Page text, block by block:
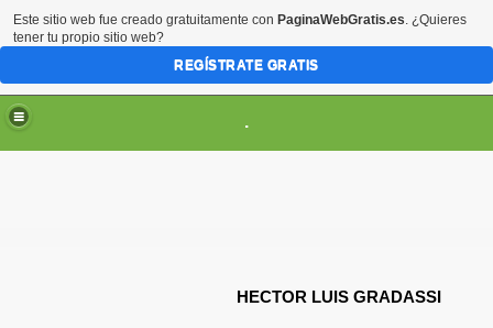
.
HECTOR LUIS GRADASSI
Este sitio web fue creado gratuitamente con PaginaWebGratis.es. ¿Quieres
tener tu propio sitio web?
REGÍSTRATE GRATIS